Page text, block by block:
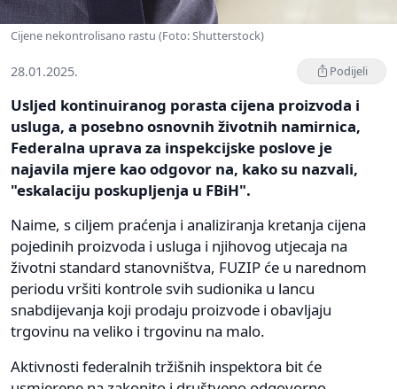
Cijene nekontrolisano rastu (Foto: Shutterstock)
28.01.2025. Podijeli
Usljed kontinuiranog porasta cijena proizvoda i
usluga, a posebno osnovnih životnih namirnica,
Federalna uprava za inspekcijske poslove je
najavila mjere kao odgovor na, kako su nazvali,
"eskalaciju poskupljenja u FBiH".
Naime, s ciljem praćenja i analiziranja kretanja cijena
pojedinih proizvoda i usluga i njihovog utjecaja na
životni standard stanovništva, FUZIP će u narednom
periodu vršiti kontrole svih sudionika u lancu
snabdijevanja koji prodaju proizvode i obavljaju
trgovinu na veliko i trgovinu na malo.
Aktivnosti federalnih tržišnih inspektora bit će